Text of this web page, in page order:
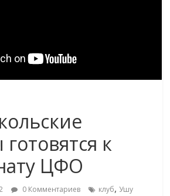
к
ЦФО
0 Комментариев клуб, Ушу